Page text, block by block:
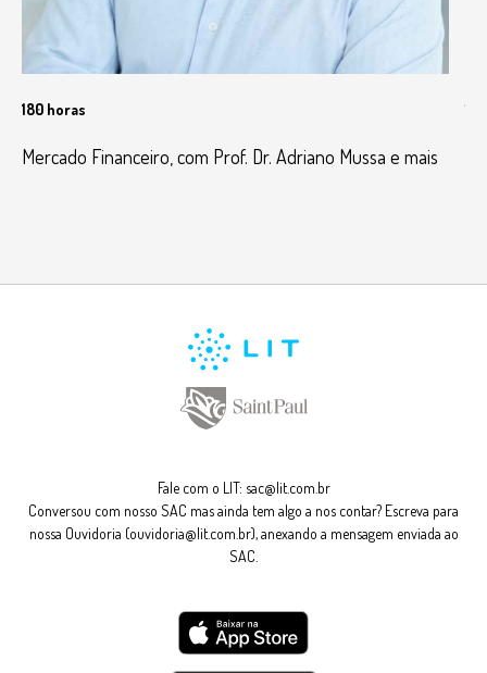
180 horas
Mercado Financeiro, com Prof. Dr. Adriano Mussa e mais
Fale com o LIT: sac@lit.com.br
Conversou com nosso SAC mas ainda tem algo a nos contar? Escreva para
nossa Ouvidoria (ouvidoria@lit.com.br), anexando a mensagem enviada ao
SAC.